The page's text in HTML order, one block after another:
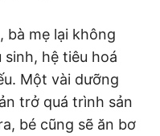
bà mẹ lại không
sinh, hệ tiêu hoá
Một vài dưỡng
trở quá trình sản
bé cũng sẽ ăn bơ